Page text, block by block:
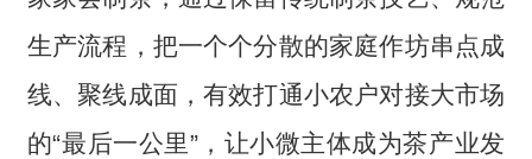
生产流程，把一个个分散的家庭作坊串点成
线、聚线成面，有效打通小农户对接大市场
的“最后一公里”，让小微主体成为茶产业发